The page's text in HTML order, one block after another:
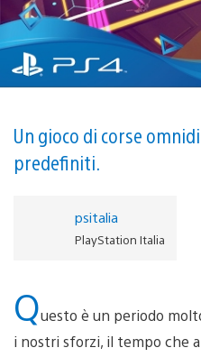
Un gioco di corse
predefiniti.
psitalia
PlayStation Italia
Questo è un periodo
i nostri sforzi, il tempo che